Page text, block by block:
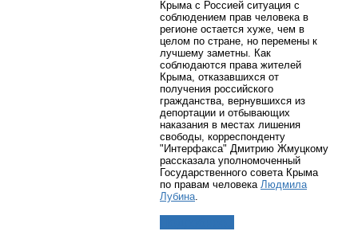
Крыма с Россией ситуация с
соблюдением прав человека в
регионе остается хуже, чем в
целом по стране, но перемены к
лучшему заметны. Как
соблюдаются права жителей
Крыма, отказавшихся от
получения российского
гражданства, вернувшихся из
депортации и отбывающих
наказания в местах лишения
свободы, корреспонденту
"Интерфакса" Дмитрию Жмуцкому
рассказала уполномоченный
Государственного совета Крыма
по правам человека Людмила
Лубина